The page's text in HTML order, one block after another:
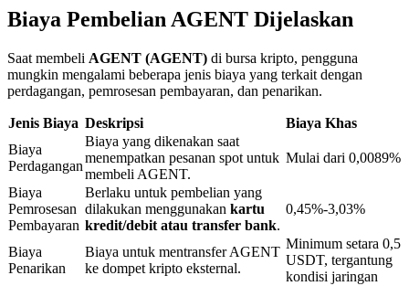
Penguncian BTR
Investasi eksklusif untuk pemegang BTR
Pinjaman
Biaya Pembelian AGENT Dijelaskan
Saat membeli AGENT (AGENT) di bursa kripto, pengguna
mungkin mengalami beberapa jenis biaya yang terkait dengan
perdagangan, pemrosesan pembayaran, dan penarikan.
Jenis Biaya Deskripsi
Biaya Khas
Biaya
Perdagangan
Biaya yang dikenakan saat
menempatkan pesanan spot untuk
membeli AGENT.
Mulai dari 0,0089%
Biaya
Pemrosesan
Pembayaran
Berlaku untuk pembelian yang
dilakukan menggunakan kartu
kredit/debit atau transfer bank.
0,45%-3,03%
Biaya
Penarikan
Biaya untuk mentransfer AGENT
ke dompet kripto eksternal.
Minimum setara 0,5
USDT, tergantung
kondisi jaringan